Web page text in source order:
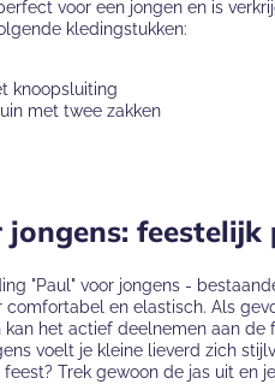
voor een jongen en is
kledingstukken:
knoopsluiting
met twee zakken
jongens: feestelijk
"Paul" voor jongens -
en elastisch. Als
het actief deelnemen aan de
voelt je kleine lieverd zich
Trek gewoon de jas uit en